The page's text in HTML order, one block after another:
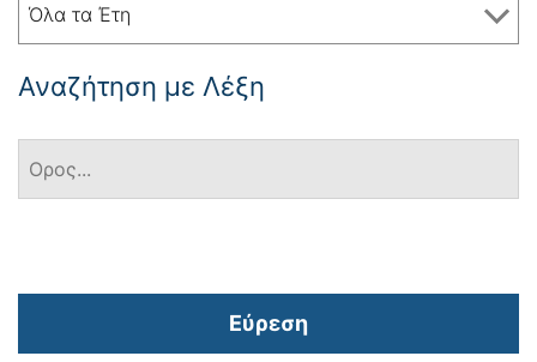
Όλα τα Έτη
Αναζήτηση με Λέξη
Εύρεση